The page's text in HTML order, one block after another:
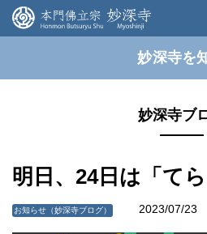
妙深寺を
妙深寺ブ
明日、24日は「て
お知らせ（妙深寺ブログ） 2023/07/23